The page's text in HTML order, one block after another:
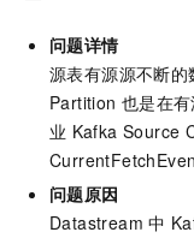
问题详情
源表有源源不断的
Partition 也是在
业 Kafka Source
问题原因
Datastream 中